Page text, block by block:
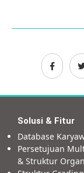
Solusi & Fitur
Database
Persetujuan
& Struktur